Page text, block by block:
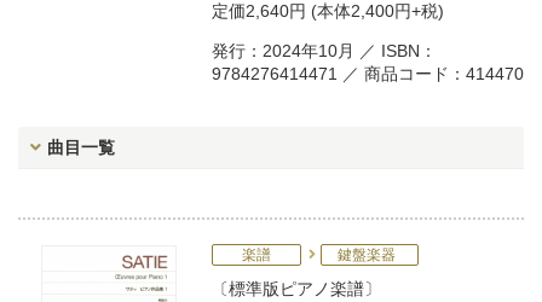
定価2,640円 (本体2,400円+税)
発行：2024年10月 ／ ISBN：
9784276414471 ／ 商品コード：414470
曲目一覧
楽譜 鍵盤楽器
標準版ピアノ楽譜